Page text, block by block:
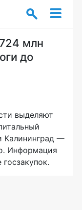
млн
до
выделяют
Калининград —
Информация
госзакупок.